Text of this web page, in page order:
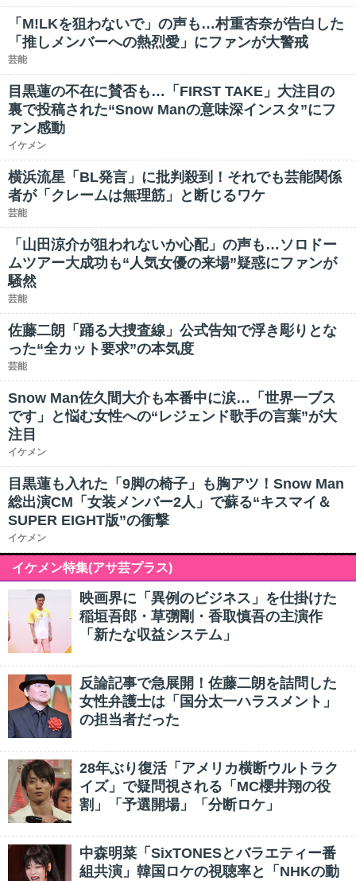
「M!LKを狙わないで」の声も…村重杏奈が告白した
「推しメンバーへの熱烈愛」にファンが大警戒
芸能
目黒蓮の不在に賛否も…「FIRST TAKE」大注目の
裏で投稿された“Snow Manの意味深インスタ”にフ
ァン感動
イケメン
横浜流星「BL発言」に批判殺到！それでも芸能関係
者が「クレームは無理筋」と断じるワケ
芸能
「山田涼介が狙われないか心配」の声も…ソロドー
ムツアー大成功も“人気女優の来場”疑惑にファンが
騒然
芸能
佐藤二朗「踊る大捜査線」公式告知で浮き彫りとな
った“全カット要求”の本気度
芸能
Snow Man佐久間大介も本番中に涙…「世界一ブス
です」と悩む女性への“レジェンド歌手の言葉”が大
注目
イケメン
目黒蓮も入れた「9脚の椅子」も胸アツ！Snow Man
総出演CM「女装メンバー2人」で蘇る“キスマイ＆
SUPER EIGHT版”の衝撃
イケメン
イケメン特集(アサ芸プラス)
映画界に「異例のビジネス」を仕掛けた
稲垣吾郎・草彅剛・香取慎吾の主演作
「新たな収益システム」
反論記事で急展開！佐藤二朗を詰問した
女性弁護士は「国分太一ハラスメント」
の担当者だった
28年ぶり復活「アメリカ横断ウルトラク
イズ」で疑問視される「MC櫻井翔の役
割」「予選開場」「分断ロケ」
中森明菜「SixTONESとバラエティー番
組共演」韓国ロケの視聴率と「NHKの動